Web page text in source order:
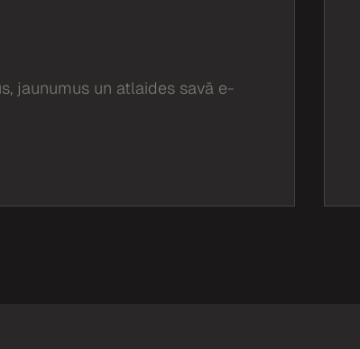
jaunumus un atlaides savā e-